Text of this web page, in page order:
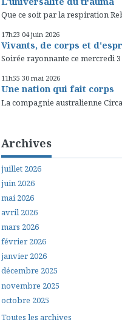
Que ce soit par la respiration
17h23 04 juin 2026
Vivants, de corps et
Soirée rayonnante ce mercredi
11h55 30 mai 2026
Une nation qui fait corps
La compagnie australienne
Archives
juillet 2026
juin 2026
mai 2026
avril 2026
mars 2026
février 2026
janvier 2026
décembre 2025
novembre 2025
octobre 2025
Toutes les archives